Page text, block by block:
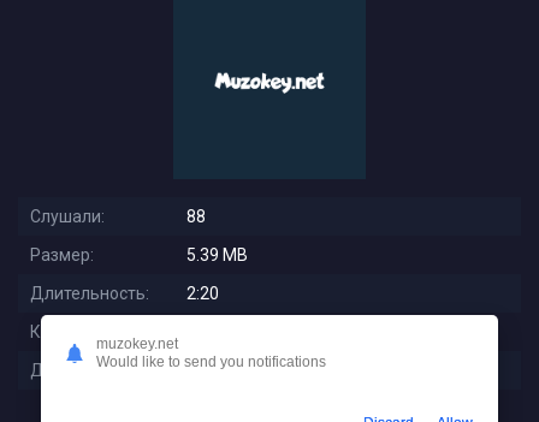
Слушали:
88
Размер:
5.39 MB
Длительность:
2:20
Качество:
Дата релиза:
2025-08-27 17:44:01
muzokey.net
Would like to send you notifications